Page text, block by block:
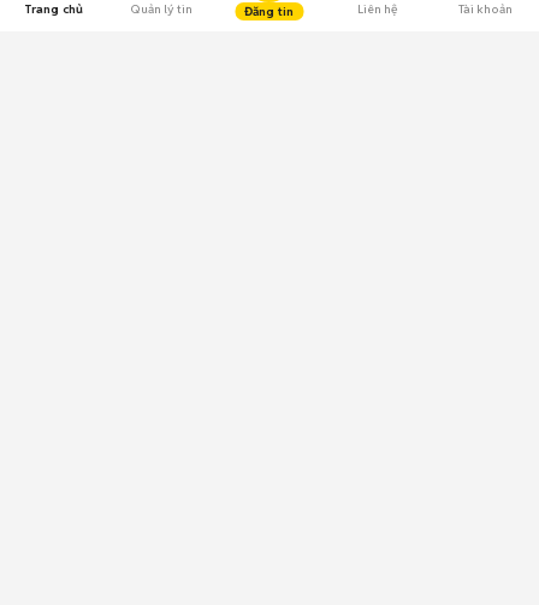
Trang chủ Quản lý tin Đăng tin Liên hệ Tài khoản